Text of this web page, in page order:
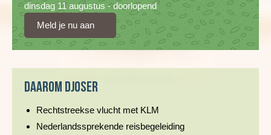
dinsdag 11 augustus - doorlopend
Meld je nu aan
Daarom Djoser
Rechtstreekse vlucht met KLM
Nederlandssprekende reisbegeleiding